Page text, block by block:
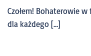
Czołem! Bohaterowie
dla każdego […]